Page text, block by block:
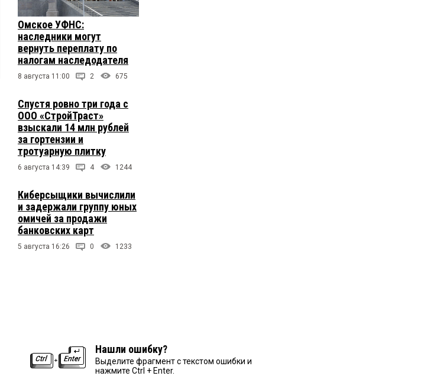
Омское УФНС:
наследники могут
вернуть переплату по
налогам наследодателя
8 августа 11:00 2 675
Спустя ровно три года с
ООО «СтройТраст»
взыскали 14 млн рублей
за гортензии и
тротуарную плитку
6 августа 14:39 4 1244
Киберсыщики вычислили
и задержали группу юных
омичей за продажи
банковских карт
5 августа 16:26 0 1233
Нашли ошибку?
Выделите фрагмент с текстом ошибки и
нажмите Ctrl + Enter.